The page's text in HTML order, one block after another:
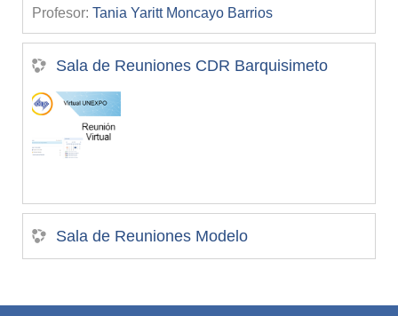
Profesor: Tania Yaritt Moncayo Barrios
Sala de Reuniones CDR Barquisimeto
Sala de Reuniones Modelo